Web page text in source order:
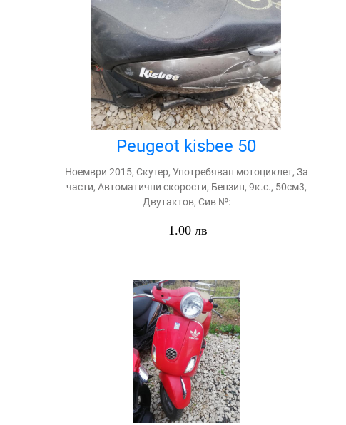
Peugeot kisbee 50
Ноември 2015, Скутер, Употребяван мотоциклет, За
части, Автоматични скорости, Бензин, 9к.с., 50см3,
Двутактов, Сив №:
1.00 лв